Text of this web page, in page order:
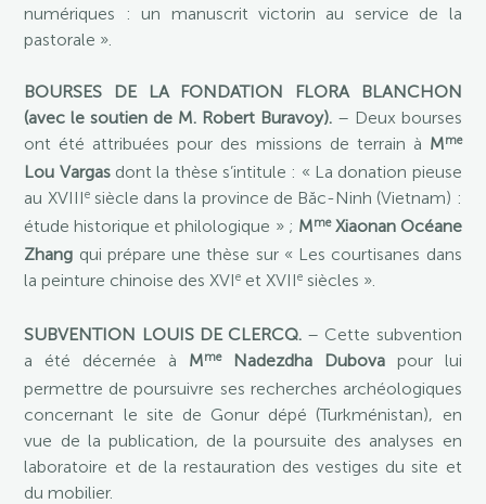
numériques : un manuscrit victorin au service de la
pastorale ».
BOURSES DE LA FONDATION FLORA BLANCHON
(avec le soutien de M. Robert Buravoy).– Deux bourses
ont été attribuées pour des missions de terrain à Mme
Lou Vargasdont la thèse s’intitule : « La donation pieuse
au XVIIIesiècle dans la province de Băc-Ninh (Vietnam) :
étude historique et philologique » ; MmeXiaonan Océane
Zhang qui prépare une thèse sur « Les courtisanes dans
la peinture chinoise des XVIe et XVIIe siècles ».
SUBVENTION LOUIS DE CLERCQ. – Cette subvention
a été décernée à MmeNadezdha Dubovapour lui
permettre de poursuivre ses recherches archéologiques
concernant le site de Gonur dépé (Turkménistan), en
vue de la publication, de la poursuite des analyses en
laboratoire et de la restauration des vestiges du site et
du mobilier.